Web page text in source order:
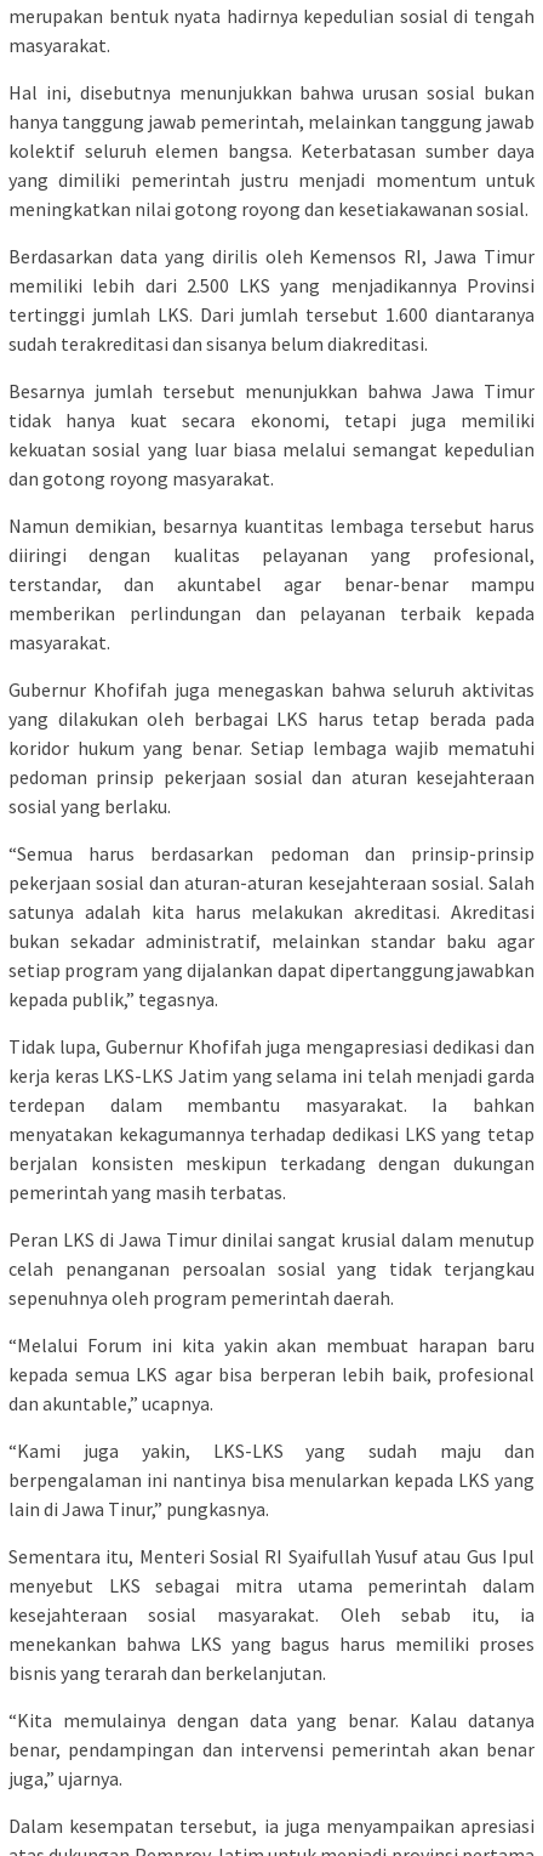
merupakan bentuk nyata hadirnya kepedulian sosial di tengah
masyarakat.
Hal ini, disebutnya menunjukkan bahwa urusan sosial bukan
hanya tanggung jawab pemerintah, melainkan tanggung jawab
kolektif seluruh elemen bangsa. Keterbatasan sumber daya
yang dimiliki pemerintah justru menjadi momentum untuk
meningkatkan nilai gotong royong dan kesetiakawanan sosial.
Berdasarkan data yang dirilis oleh Kemensos RI, Jawa Timur
memiliki lebih dari 2.500 LKS yang menjadikannya Provinsi
tertinggi jumlah LKS. Dari jumlah tersebut 1.600 diantaranya
sudah terakreditasi dan sisanya belum diakreditasi.
Besarnya jumlah tersebut menunjukkan bahwa Jawa Timur
tidak hanya kuat secara ekonomi, tetapi juga memiliki
kekuatan sosial yang luar biasa melalui semangat kepedulian
dan gotong royong masyarakat.
Namun demikian, besarnya kuantitas lembaga tersebut harus
diiringi dengan kualitas pelayanan yang profesional,
terstandar, dan akuntabel agar benar-benar mampu
memberikan perlindungan dan pelayanan terbaik kepada
masyarakat.
Gubernur Khofifah juga menegaskan bahwa seluruh aktivitas
yang dilakukan oleh berbagai LKS harus tetap berada pada
koridor hukum yang benar. Setiap lembaga wajib mematuhi
pedoman prinsip pekerjaan sosial dan aturan kesejahteraan
sosial yang berlaku.
“Semua harus berdasarkan pedoman dan prinsip-prinsip
pekerjaan sosial dan aturan-aturan kesejahteraan sosial. Salah
satunya adalah kita harus melakukan akreditasi. Akreditasi
bukan sekadar administratif, melainkan standar baku agar
setiap program yang dijalankan dapat dipertanggungjawabkan
kepada publik,” tegasnya.
Tidak lupa, Gubernur Khofifah juga mengapresiasi dedikasi dan
kerja keras LKS-LKS Jatim yang selama ini telah menjadi garda
terdepan dalam membantu masyarakat. Ia bahkan
menyatakan kekagumannya terhadap dedikasi LKS yang tetap
berjalan konsisten meskipun terkadang dengan dukungan
pemerintah yang masih terbatas.
Peran LKS di Jawa Timur dinilai sangat krusial dalam menutup
celah penanganan persoalan sosial yang tidak terjangkau
sepenuhnya oleh program pemerintah daerah.
“Melalui Forum ini kita yakin akan membuat harapan baru
kepada semua LKS agar bisa berperan lebih baik, profesional
dan akuntable,” ucapnya.
“Kami juga yakin, LKS-LKS yang sudah maju dan
berpengalaman ini nantinya bisa menularkan kepada LKS yang
lain di Jawa Tinur,” pungkasnya.
Sementara itu, Menteri Sosial RI Syaifullah Yusuf atau Gus Ipul
menyebut LKS sebagai mitra utama pemerintah dalam
kesejahteraan sosial masyarakat. Oleh sebab itu, ia
menekankan bahwa LKS yang bagus harus memiliki proses
bisnis yang terarah dan berkelanjutan.
“Kita memulainya dengan data yang benar. Kalau datanya
benar, pendampingan dan intervensi pemerintah akan benar
juga,” ujarnya.
Dalam kesempatan tersebut, ia juga menyampaikan apresiasi